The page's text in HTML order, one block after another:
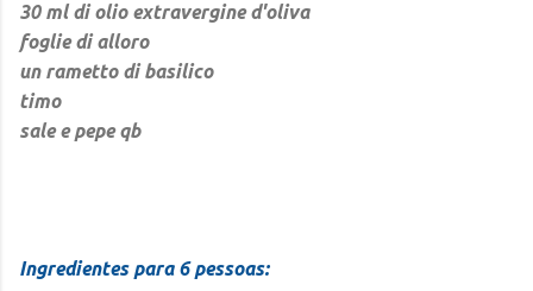
30 ml di olio extravergine d'oliva
foglie di alloro
un rametto di basilico
timo
sale e pepe qb
Ingredientes para 6 pessoas: